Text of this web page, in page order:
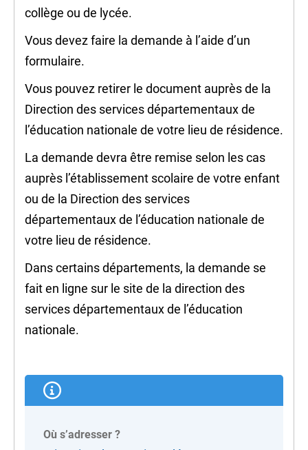
collège ou de lycée.
Vous devez faire la demande à l’aide d’un
formulaire.
Vous pouvez retirer le document auprès de la
Direction des services départementaux de
l’éducation nationale de votre lieu de résidence.
La demande devra être remise selon les cas
auprès l’établissement scolaire de votre enfant
ou de la Direction des services
départementaux de l’éducation nationale de
votre lieu de résidence.
Dans certains départements, la demande se
fait en ligne sur le site de la direction des
services départementaux de l’éducation
nationale.
Où s’adresser ?